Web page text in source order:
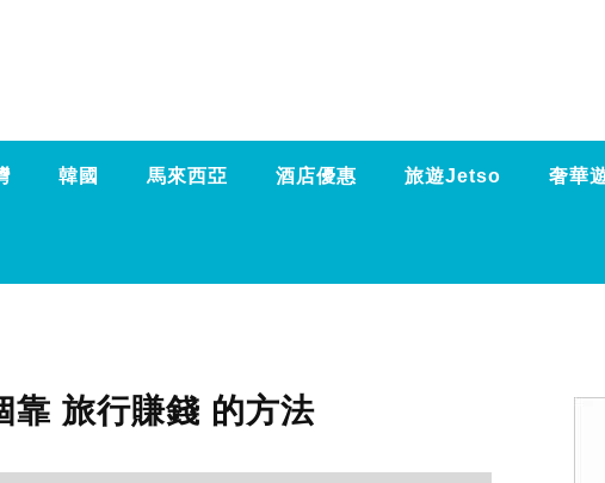
韓國 馬來西亞 酒店優惠 旅遊Jetso 奢華
靠 旅行賺錢 的方法